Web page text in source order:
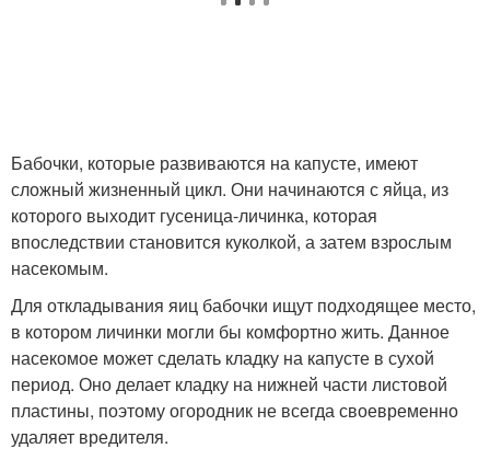
Бабочки, которые развиваются на капусте, имеют
сложный жизненный цикл. Они начинаются с яйца, из
которого выходит гусеница-личинка, которая
впоследствии становится куколкой, а затем взрослым
насекомым.
Для откладывания яиц бабочки ищут подходящее место,
в котором личинки могли бы комфортно жить. Данное
насекомое может сделать кладку на капусте в сухой
период. Оно делает кладку на нижней части листовой
пластины, поэтому огородник не всегда своевременно
удаляет вредителя.